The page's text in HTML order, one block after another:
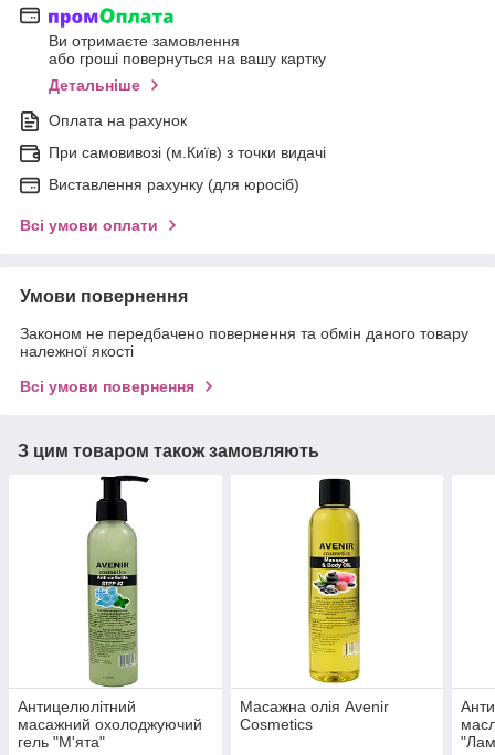
Ви отримаєте замовлення
або гроші повернуться на вашу картку
Детальніше
Оплата на рахунок
При самовивозі (м.Київ) з точки видачі
Виставлення рахунку (для юросіб)
Всі умови оплати
Умови повернення
Законом не передбачено повернення та обмін даного товару
належної якості
Всі умови повернення
З цим товаром також замовляють
Антицелюлітний
масажний охолоджуючий
гель "М'ята"
Масажна олія Avenir
Cosmetics